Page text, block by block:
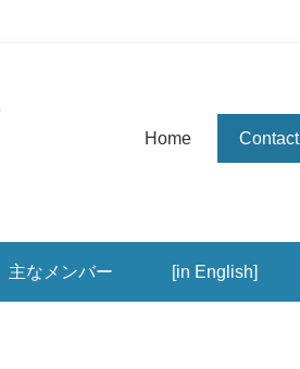
第1メニュー
コンテンツへ移動
Home Contact
主なメンバー [in English]